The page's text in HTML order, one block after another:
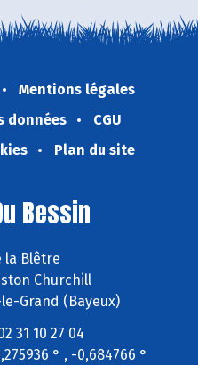
Mentions légales
données
CGU
Plan du site
Bessin
la Blêtre
Churchill
Grand (Bayeux)
31 10 27 04
° , -0,684766 °